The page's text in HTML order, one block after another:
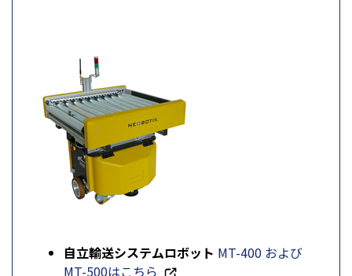
自立輸送システムロボット MT-400 および
MT-500はこちら